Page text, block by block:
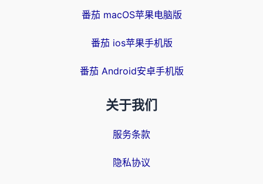
番茄 macOS苹果电脑版
番茄 ios苹果手机版
番茄 Android安卓手机版
关于我们
服务条款
隐私协议